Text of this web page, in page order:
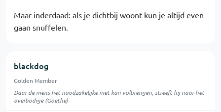
Maar inderdaad: als je dichtbij woont kun je altijd even
gaan snuffelen.
blackdog
Golden Member
Daar de mens het noodzakelijke niet kan volbrengen, streeft hij naar het
overbodige (Goethe)